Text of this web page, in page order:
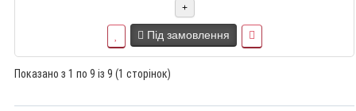
+
Під замовлення
Показано з 1 по 9 із 9 (1 сторінок)